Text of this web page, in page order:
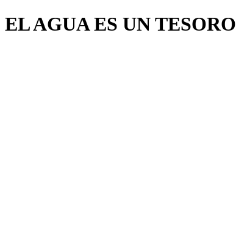
EL AGUA ES UN TESORO